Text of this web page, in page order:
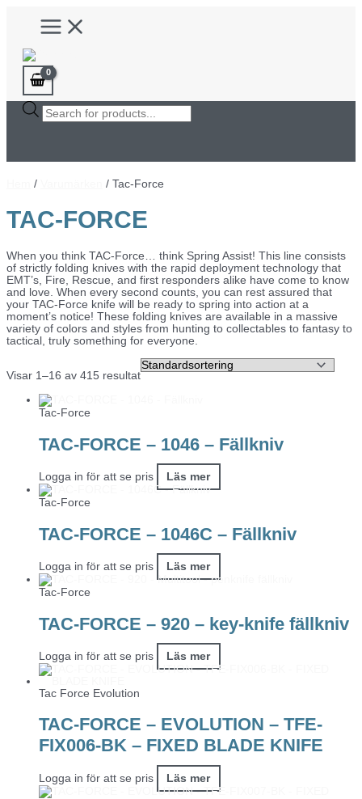
innehåll
Main
Menu
Products
search
/ / Tac-Force
TAC-FORCE
When you think TAC-Force… think Spring Assist! This line consists
of strictly folding knives with the rapid deployment technology that
EMT’s, Fire, Rescue, and first responders alike have come to know
and love. When every second counts, you can rest assured that
your TAC-Force knife will be ready to spring into action at a
moment’s notice! These folding knives are available in a massive
variety of colors and styles from hunting to collectables to fantasy to
tactical, truly something for everyone.
Visar 1–16 av 415 resultat
Tac-Force
TAC-FORCE – 1046 – Fällkniv
Logga in för att se pris Läs mer
Tac-Force
TAC-FORCE – 1046C – Fällkniv
Logga in för att se pris Läs mer
Tac-Force
TAC-FORCE – 920 – key-knife fällkniv
Logga in för att se pris Läs mer
Tac Force Evolution
TAC-FORCE – EVOLUTION – TFE-
FIX006-BK – FIXED BLADE KNIFE
Logga in för att se pris Läs mer